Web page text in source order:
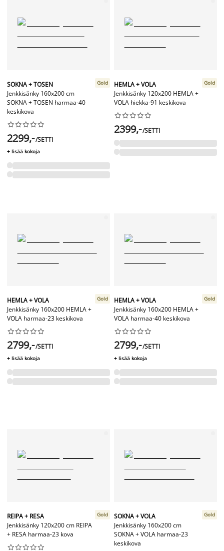
SOKNA + TOSEN
Jenkkisänky 160x200 cm
SOKNA + TOSEN harmaa-40
keskikova
Gold






2299,-/SETTI
+ lisää kokoja
HEMLA + VOLA
Jenkkisänky 120x200 HEMLA +
VOLA hiekka-91 keskikova
Gold






2399,-/SETTI
HEMLA + VOLA
Jenkkisänky 160x200 HEMLA +
VOLA harmaa-23 keskikova
Gold






2799,-/SETTI
+ lisää kokoja
HEMLA + VOLA
Jenkkisänky 160x200 HEMLA +
VOLA harmaa-40 keskikova
Gold






2799,-/SETTI
+ lisää kokoja
REIPA + RESA
Jenkkisänky 120x200 cm REIPA
+ RESA harmaa-23 kova
Gold






SOKNA + VOLA
Jenkkisänky 160x200 cm
SOKNA + VOLA harmaa-23
keskikova
Gold